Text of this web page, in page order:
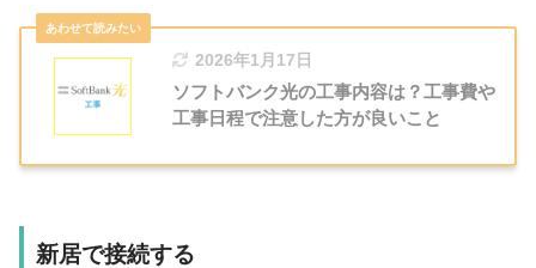
2026年1月17日
ソフトバンク光の工事内容は？工事費や
工事日程で注意した方が良いこと
新居で接続する